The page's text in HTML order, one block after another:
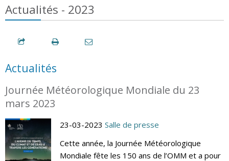
Actualités - 2023
Actualités
Journée Météorologique Mondiale du 23
mars 2023
23-03-2023 Salle de presse
Cette année, la Journée Météorologique
Mondiale fête les 150 ans de l’OMM et a pour